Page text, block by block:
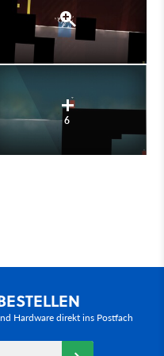
6
Hardware direkt ins Postfach